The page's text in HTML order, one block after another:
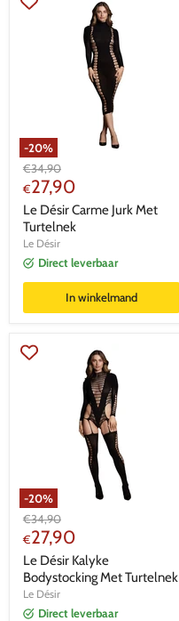
-20%
Oorspronkelijke
prijs
€34,90
Huidige
prijs
€27,90
Le Désir Carme Jurk Met
Turtelnek
Le Désir
Direct leverbaar
In winkelmand
-20%
Oorspronkelijke
prijs
€34,90
Huidige
prijs
€27,90
Le Désir Kalyke
Bodystocking Met Turtelnek
Le Désir
Direct leverbaar